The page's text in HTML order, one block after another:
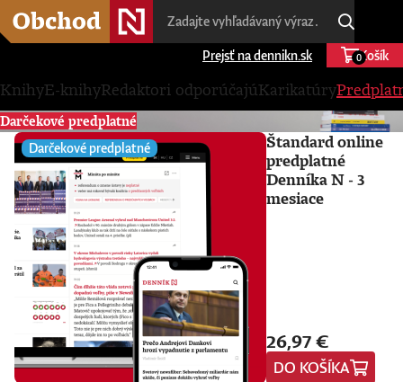
Prejsť na dennikn.sk Košík
0
KnihyE-knihyRedaktori odporúčajúKarikatúry
Darčekové predplatné
Darčekové predplatné
Štandard online
predplatné
Denníka N - 3
mesiace
26,97 €
DO KOŠÍKA